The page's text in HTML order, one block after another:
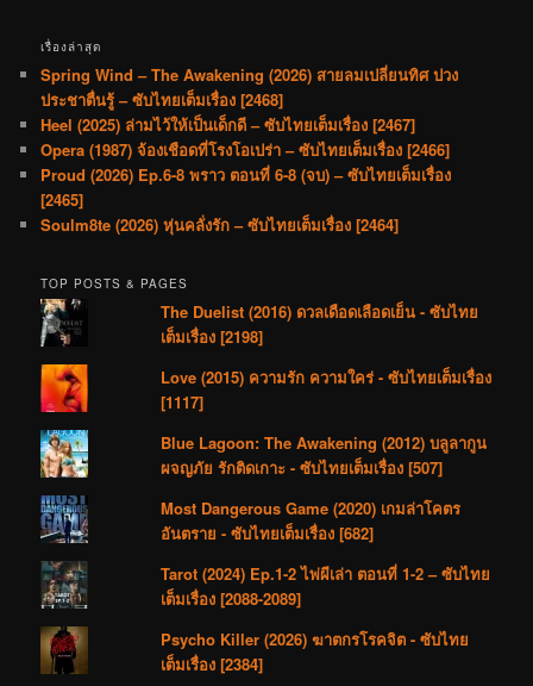
เรื่องล่าสุด
Spring Wind – The Awakening (2026) สายลมเปลี่ยนทิศ ปวง
ประชาตื่นรู้ – ซับไทยเต็มเรื่อง [2468]
Heel (2025) ล่ามไว้ให้เป็นเด็กดี – ซับไทยเต็มเรื่อง [2467]
Opera (1987) จ้องเชือดที่โรงโอเปร่า – ซับไทยเต็มเรื่อง [2466]
Proud (2026) Ep.6-8 พราว ตอนที่ 6-8 (จบ) – ซับไทยเต็มเรื่อง
[2465]
Soulm8te (2026) หุ่นคลั่งรัก – ซับไทยเต็มเรื่อง [2464]
TOP POSTS & PAGES
The Duelist (2016) ดวลเดือดเลือดเย็น - ซับไทย
เต็มเรื่อง [2198]
Love (2015) ความรัก ความใคร่ - ซับไทยเต็มเรื่อง
[1117]
Blue Lagoon: The Awakening (2012) บลูลากูน
ผจญภัย รักติดเกาะ - ซับไทยเต็มเรื่อง [507]
Most Dangerous Game (2020) เกมล่าโคตร
อันตราย - ซับไทยเต็มเรื่อง [682]
Tarot (2024) Ep.1-2 ไพ่ผีเล่า ตอนที่ 1-2 – ซับไทย
เต็มเรื่อง [2088-2089]
Psycho Killer (2026) ฆาตกรโรคจิต - ซับไทย
เต็มเรื่อง [2384]